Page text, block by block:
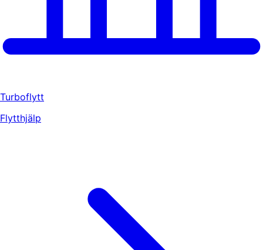
Turboflytt
Flytthjälp